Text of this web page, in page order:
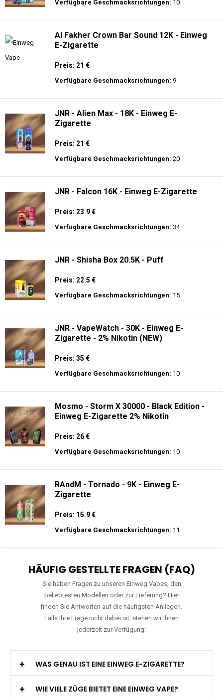
Verfügbare Geschmacksrichtungen: 10
Al Fakher Crown Bar Sound 12K - Einweg
E-Zigarette
Preis: 21 €
Verfügbare Geschmacksrichtungen: 9
JNR - Alien Max - 18K - Einweg E-
Zigarette
Preis: 21 €
Verfügbare Geschmacksrichtungen: 20
JNR - Falcon 16K - Einweg E-Zigarette
Preis: 23.9 €
Verfügbare Geschmacksrichtungen: 34
JNR - Shisha Box 20.5K - Puff
Preis: 22.5 €
Verfügbare Geschmacksrichtungen: 15
JNR - VapeWatch - 30K - Einweg E-
Zigarette - 2% Nikotin (NEW)
Preis: 35 €
Verfügbare Geschmacksrichtungen: 10
Mosmo - Storm X 30000 - Black Edition -
Einweg E-Zigarette 2% Nikotin
Preis: 26 €
Verfügbare Geschmacksrichtungen: 10
RAndM - Tornado - 9K - Einweg E-
Zigarette
Preis: 15.9 €
Verfügbare Geschmacksrichtungen: 11
HÄUFIG GESTELLTE FRAGEN (FAQ)
Sie haben Fragen zu unseren Einweg Vapes, den
beliebtesten Modellen oder zur Lieferung? Hier
finden Sie Antworten auf die häufigsten Anliegen.
Falls Ihre Frage nicht dabei ist, stehen wir Ihnen
jederzeit zur Verfügung!
WAS GENAU IST EINE EINWEG E-ZIGARETTE?
WIE VIELE ZÜGE BIETET EINE EINWEG VAPE?